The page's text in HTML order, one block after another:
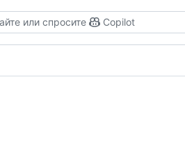
или спросите Copilot